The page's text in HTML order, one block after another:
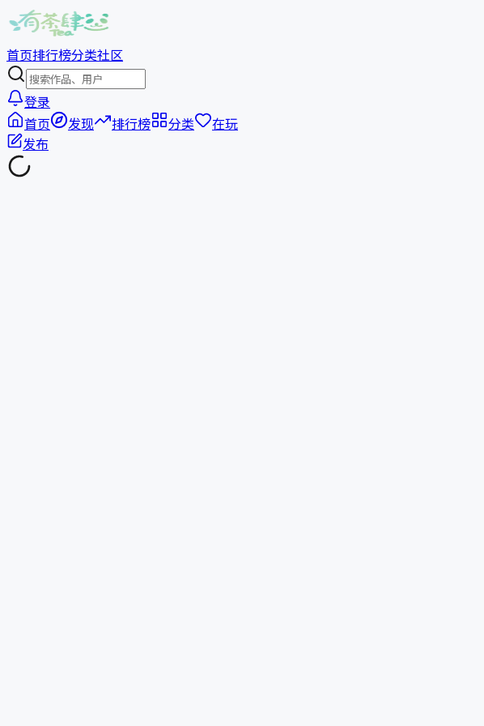
首页排行榜分类社区
登录
首页
发现 排行榜 分类
在玩
发布